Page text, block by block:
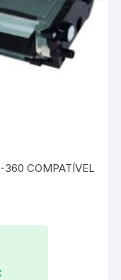
360 COMPATÍVEL